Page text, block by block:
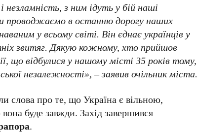
з ним ідуть у бій наші
проводжаємо в останню дорогу наших
у всьому світі. Він єднає українців у
звитяг. Дякую кожному, хто прийшов
що відбулися у нашому місті 35 років тому,
незалежності», – заявив очільник міста.
слова про те, що Україна є вільною,
буде завжди. Захід завершився
.